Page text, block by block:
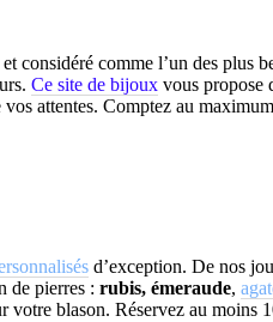
considéré comme l’un des plus
Ce site de bijoux vous propose
attentes. Comptez au
d’exception. De nos
de pierres :rubis, émeraude,
votre blason. Réservez au moins